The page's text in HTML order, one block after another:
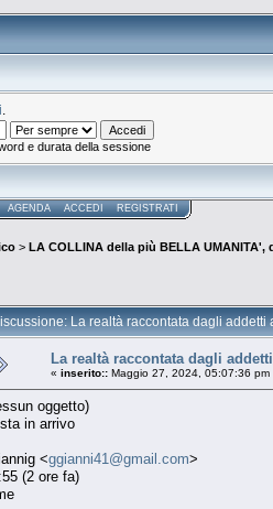
e durata della sessione
AGENDA ACCEDI REGISTRATI
> LA COLLINA della più BELLA UMANITA',
La realtà raccontata dagli
La realtà raccontata dagli
« inserito:: Maggio 27, 2024, 05:07:36 pm
oggetto)
in arrivo
<ggianni41@gmail.com>
(2 ore fa)